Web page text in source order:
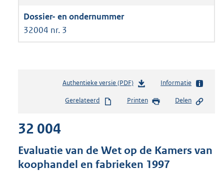
32004 nr. 3
Authentieke versie (PDF)b
s
s
g
Informatie
Gerelateerd Printen Delen
32 004
Evaluatie van de Wet op de Kamers van
koophandel en fabrieken 1997